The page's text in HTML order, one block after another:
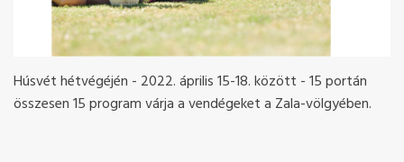
Húsvét hétvégéjén - 2022. április 15-18. között - 15 portán
összesen 15 program várja a vendégeket a Zala-völgyében.